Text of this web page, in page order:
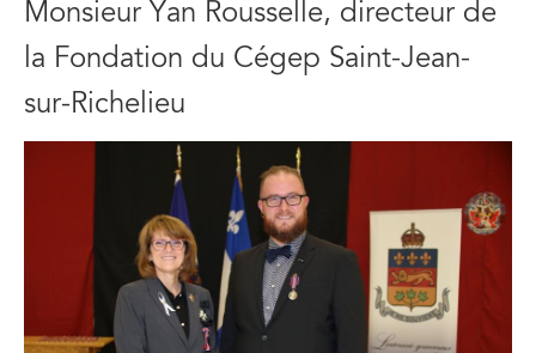
Monsieur Yan Rousselle, directeur de
la Fondation du Cégep Saint-Jean-
sur-Richelieu